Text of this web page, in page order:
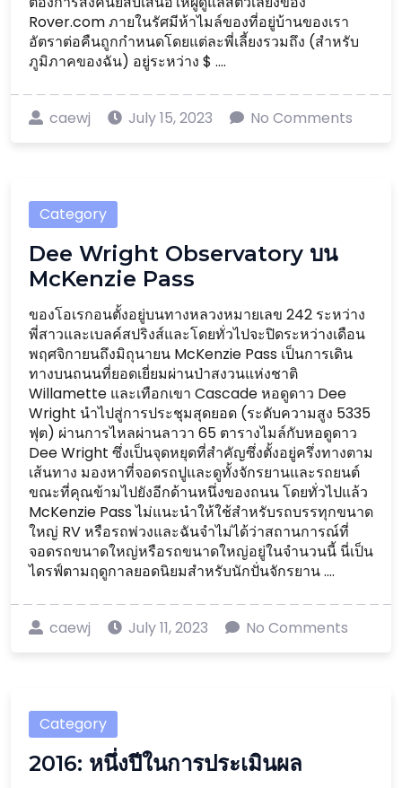
Rover.com ภายในรัศมีห้าไมล์ของที่อยู่บ้านของเรา
อัตราต่อคืนถูกกำหนดโดยแต่ละพี่เลี้ยงรวมถึง (สำหรับ
ภูมิภาคของฉัน) อยู่ระหว่าง $ ....
caewj July 15, 2023 No Comments
Category
Dee Wright Observatory บน
McKenzie Pass
ของโอเรกอนตั้งอยู่บนทางหลวงหมายเลข 242 ระหว่าง
พี่สาวและเบลค์สปริงส์และโดยทั่วไปจะปิดระหว่างเดือน
พฤศจิกายนถึงมิถุนายน McKenzie Pass เป็นการเดิน
ทางบนถนนที่ยอดเยี่ยมผ่านป่าสงวนแห่งชาติ
Willamette และเทือกเขา Cascade หอดูดาว Dee
Wright นำไปสู่การประชุมสุดยอด (ระดับความสูง 5335
ฟุต) ผ่านการไหลผ่านลาวา 65 ตารางไมล์กับหอดูดาว
Dee Wright ซึ่งเป็นจุดหยุดที่สำคัญซึ่งตั้งอยู่ครึ่งทางตาม
เส้นทาง มองหาที่จอดรถปูและดูทั้งจักรยานและรถยนต์
ขณะที่คุณข้ามไปยังอีกด้านหนึ่งของถนน โดยทั่วไปแล้ว
McKenzie Pass ไม่แนะนำให้ใช้สำหรับรถบรรทุกขนาด
ใหญ่ RV หรือรถพ่วงและฉันจำไม่ได้ว่าสถานการณ์ที่
จอดรถขนาดใหญ่หรือรถขนาดใหญ่อยู่ในจำนวนนี้ นี่เป็น
ไดรฟ์ตามฤดูกาลยอดนิยมสำหรับนักปั่นจักรยาน ....
caewj July 11, 2023 No Comments
Category
2016: หนึ่งปีในการประเมินผล